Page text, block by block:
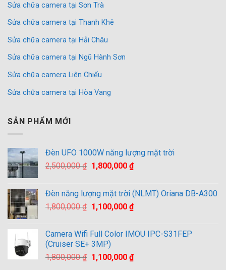
Sửa chữa camera tại Sơn Trà
Sửa chữa camera tại Thanh Khê
Sửa chữa camera tại Hải Châu
Sửa chữa camera tại Ngũ Hành Sơn
Sửa chữa camera Liên Chiểu
Sửa chữa camera tại Hòa Vang
SẢN PHẨM MỚI
Đèn UFO 1000W năng lượng mặt trời
2,500,000₫ Giá
2,500,000 ₫.
1,800,000 ₫Giá
là:
1,800,000 ₫.
Đèn năng lượng mặt trời (NLMT) Oriana DB-A300
1,800,000₫ Giá
1,800,000 ₫.
1,100,000 ₫Giá
là:
Camera Wifi Full Color IMOU IPC-S31FEP
(Cruiser SE+ 3MP)
1,800,000₫ Giá
1,100,000 ₫Giá